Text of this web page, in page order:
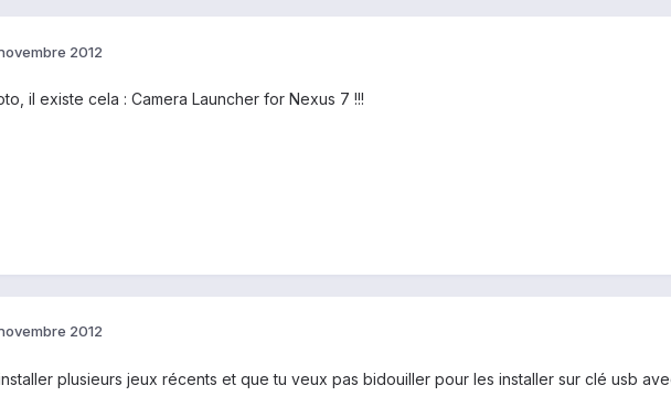
2012
il existe cela : Camera Launcher for Nexus 7 !!!
2012
plusieurs jeux récents et que tu veux pas bidouiller pour les installer sur clé usb